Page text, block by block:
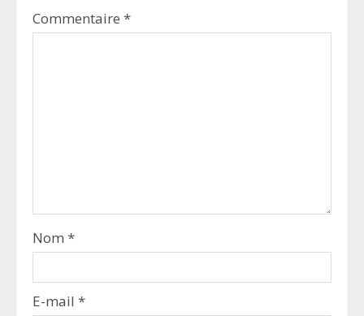
Commentaire *
Nom *
E-mail *